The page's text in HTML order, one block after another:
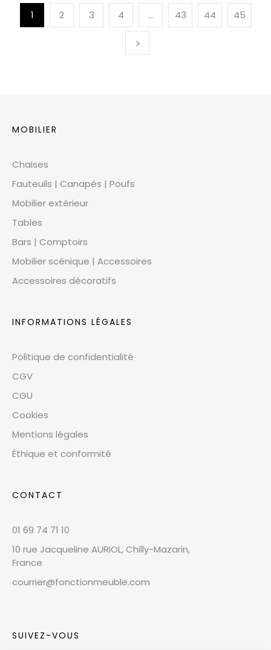
1 2 3 4 … 43 44 45
MOBILIER
Chaises
Fauteuils | Canapés | Poufs
Mobilier extérieur
Tables
Bars | Comptoirs
Mobilier scénique | Accessoires
Accessoires décoratifs
INFORMATIONS LÉGALES
Politique de confidentialité
CGV
CGU
Cookies
Mentions légales
Éthique et conformité
CONTACT
01 69 74 71 10
10 rue Jacqueline AURIOL, Chilly-Mazarin,
France
courrier@fonctionmeuble.com
SUIVEZ-VOUS